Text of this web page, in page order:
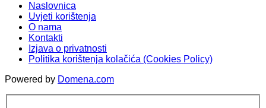
Naslovnica
Uvjeti korištenja
O nama
Kontakti
Izjava o privatnosti
Politika korištenja kolačića (Cookies Policy)
Powered by Domena.com